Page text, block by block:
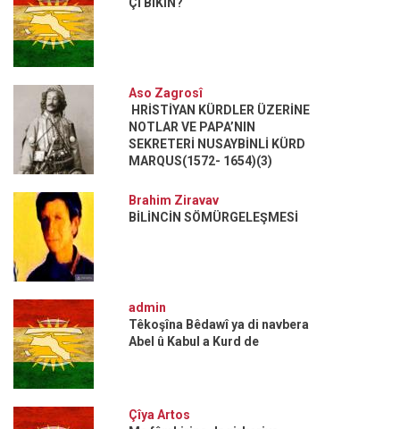
ÇI BIKIN?
Aso Zagrosî
HRİSTİYAN KÜRDLER ÜZERİNE
NOTLAR VE PAPA’NIN
SEKRETERİ NUSAYBİNLİ KÜRD
MARQUS(1572- 1654)(3)
Brahim Ziravav
BİLİNCİN SÖMÜRGELEŞMESİ
admin
Têkoşîna Bêdawî ya di navbera
Abel û Kabul a Kurd de
Çîya Artos